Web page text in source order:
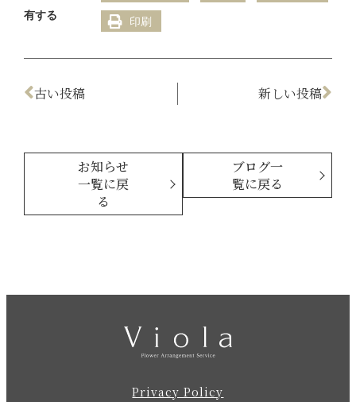
有する
印刷
古い投稿 新しい投稿
お知らせ
一覧に戻
る
ブログ一
覧に戻る
Privacy Policy